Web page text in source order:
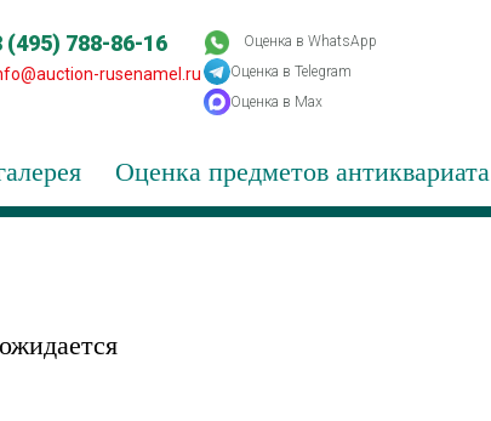
(495) 788-86-16
rusenamel.ru
Оценка в WhatsApp
Оценка в Telegram
Оценка в Max
Оценка предметов антиквариата